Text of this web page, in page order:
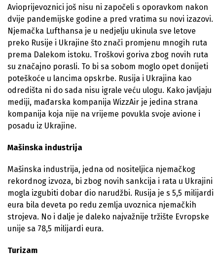
Avioprijevoznici još nisu ni započeli s oporavkom nakon
dvije pandemijske godine a pred vratima su novi izazovi.
Njemačka Lufthansa je u nedjelju ukinula sve letove
preko Rusije i Ukrajine što znači promjenu mnogih ruta
prema Dalekom istoku. Troškovi goriva zbog novih ruta
su značajno porasli. To bi sa sobom moglo opet donijeti
poteškoće u lancima opskrbe. Rusija i Ukrajina kao
odredišta ni do sada nisu igrale veću ulogu. Kako javljaju
mediji, mađarska kompanija WizzAir je jedina strana
kompanija koja nije na vrijeme povukla svoje avione i
posadu iz Ukrajine.
Mašinska industrija
Mašinska industrija, jedna od nositeljica njemačkog
rekordnog izvoza, bi zbog novih sankcija i rata u Ukrajini
mogla izgubiti dobar dio narudžbi. Rusija je s 5,5 milijardi
eura bila deveta po redu zemlja uvoznica njemačkih
strojeva. No i dalje je daleko najvažnije tržište Evropske
unije sa 78,5 milijardi eura.
Turizam